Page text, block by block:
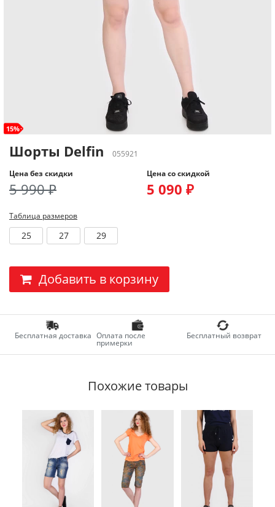
15%
Шорты Delfin
055921
Цена без скидки
5 990 ₽
Цена со скидкой
5 090 ₽
Таблица размеров
25 27 29
Добавить в корзину
Бесплатная доставка Оплата после
примерки
Бесплатный возврат
Похожие товары